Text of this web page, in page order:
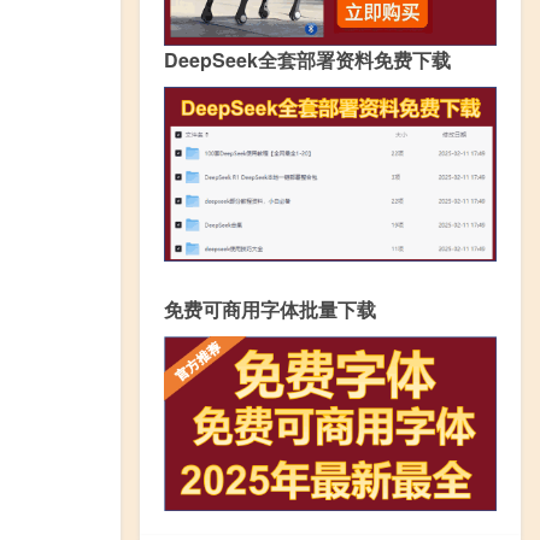
DeepSeek全套部署资料免费下载
免费可商用字体批量下载